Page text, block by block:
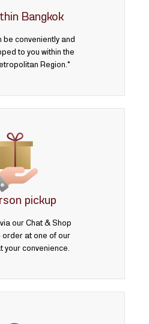
Bangkok
be conveniently and
to you within the
Region.*
pickup
our Chat & Shop
order at one of our
your convenience.